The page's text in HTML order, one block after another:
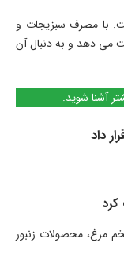
با مصرف سبزیجات و
می دهد و به دنبال آن
آشنا شوید.
داد
مرغ، محصولات زنبور